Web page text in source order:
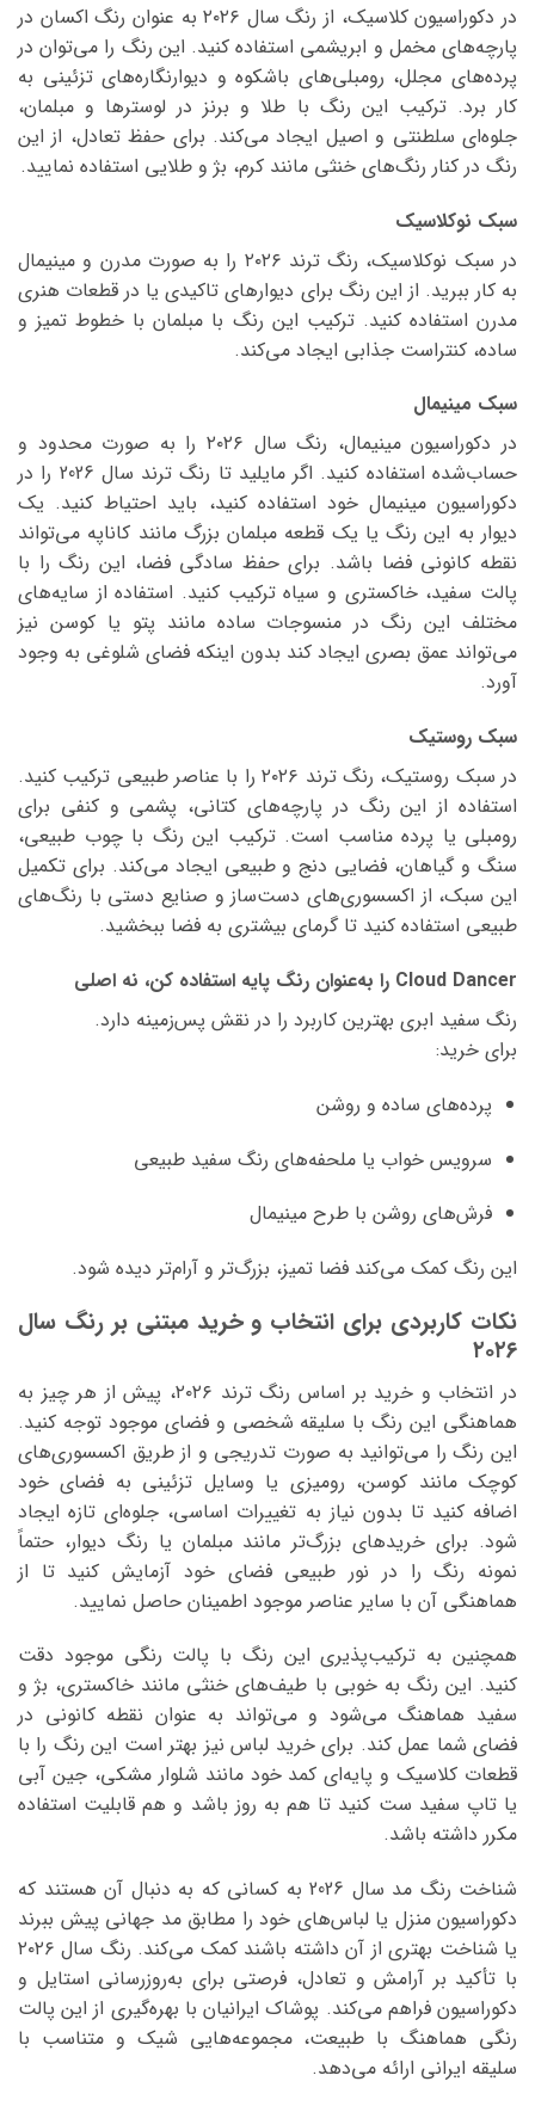
در دکوراسیون کلاسیک، از رنگ سال ۲۰۲۶ به عنوان رنگ اکسان در
پارچه‌های مخمل و ابریشمی استفاده کنید. این رنگ را می‌توان در
پرده‌های مجلل، رومبلی‌های باشکوه و دیوارنگاره‌های تزئینی به
کار برد. ترکیب این رنگ با طلا و برنز در لوسترها و مبلمان،
جلوه‌ای سلطنتی و اصیل ایجاد می‌کند. برای حفظ تعادل، از این
رنگ در کنار رنگ‌های خنثی مانند کرم، بژ و طلایی استفاده نمایید.
سبک نوکلاسیک
در سبک نوکلاسیک، رنگ ترند ۲۰۲۶ را به صورت مدرن و مینیمال
به کار ببرید. از این رنگ برای دیوارهای تاکیدی یا در قطعات هنری
مدرن استفاده کنید. ترکیب این رنگ با مبلمان با خطوط تمیز و
ساده، کنتراست جذابی ایجاد می‌کند.
سبک مینیمال
در دکوراسیون مینیمال، رنگ سال ۲۰۲۶ را به صورت محدود و
حساب‌شده استفاده کنید. اگر مایلید تا رنگ ترند سال 2026 را در
دکوراسیون مینیمال خود استفاده کنید، باید احتیاط کنید. یک
دیوار به این رنگ یا یک قطعه مبلمان بزرگ مانند کاناپه می‌تواند
نقطه کانونی فضا باشد. برای حفظ سادگی فضا، این رنگ را با
پالت سفید، خاکستری و سیاه ترکیب کنید. استفاده از سایه‌های
مختلف این رنگ در منسوجات ساده مانند پتو یا کوسن نیز
می‌تواند عمق بصری ایجاد کند بدون اینکه فضای شلوغی به وجود
آورد.
سبک روستیک
در سبک روستیک، رنگ ترند ۲۰۲۶ را با عناصر طبیعی ترکیب کنید.
استفاده از این رنگ در پارچه‌های کتانی، پشمی و کنفی برای
رومبلی یا پرده مناسب است. ترکیب این رنگ با چوب طبیعی،
سنگ و گیاهان، فضایی دنج و طبیعی ایجاد می‌کند. برای تکمیل
این سبک، از اکسسوری‌های دست‌ساز و صنایع دستی با رنگ‌های
طبیعی استفاده کنید تا گرمای بیشتری به فضا ببخشید.
Cloud Dancer را به‌عنوان رنگ پایه استفاده کن، نه اصلی
رنگ سفید ابری بهترین کاربرد را در نقش پس‌زمینه دارد.
برای خرید:
پرده‌های ساده و روشن
سرویس خواب یا ملحفه‌های رنگ سفید طبیعی
فرش‌های روشن با طرح مینیمال
این رنگ کمک می‌کند فضا تمیز، بزرگ‌تر و آرام‌تر دیده شود.
نکات کاربردی برای انتخاب و خرید مبتنی بر رنگ سال
۲۰۲۶
در انتخاب و خرید بر اساس رنگ ترند ۲۰۲۶، پیش از هر چیز به
هماهنگی این رنگ با سلیقه شخصی و فضای موجود توجه کنید.
این رنگ را می‌توانید به صورت تدریجی و از طریق اکسسوری‌های
کوچک مانند کوسن، رومیزی یا وسایل تزئینی به فضای خود
اضافه کنید تا بدون نیاز به تغییرات اساسی، جلوه‌ای تازه ایجاد
شود. برای خریدهای بزرگ‌تر مانند مبلمان یا رنگ دیوار، حتماً
نمونه رنگ را در نور طبیعی فضای خود آزمایش کنید تا از
هماهنگی آن با سایر عناصر موجود اطمینان حاصل نمایید.
همچنین به ترکیب‌پذیری این رنگ با پالت رنگی موجود دقت
کنید. این رنگ به خوبی با طیف‌های خنثی مانند خاکستری، بژ و
سفید هماهنگ می‌شود و می‌تواند به عنوان نقطه کانونی در
فضای شما عمل کند. برای خرید لباس نیز بهتر است این رنگ را با
قطعات کلاسیک و پایه‌ای کمد خود مانند شلوار مشکی، جین آبی
یا تاپ سفید ست کنید تا هم به روز باشد و هم قابلیت استفاده
مکرر داشته باشد.
شناخت رنگ مد سال 2026 به کسانی که به دنبال آن هستند که
دکوراسیون منزل یا لباس‌های خود را مطابق مد جهانی پیش ببرند
یا شناخت بهتری از آن داشته باشند کمک می‌کند. رنگ سال ۲۰۲۶
با تأکید بر آرامش و تعادل، فرصتی برای به‌روزرسانی استایل و
دکوراسیون فراهم می‌کند. پوشاک ایرانیان با بهره‌گیری از این پالت
رنگی هماهنگ با طبیعت، مجموعه‌هایی شیک و متناسب با
سلیقه ایرانی ارائه می‌دهد.